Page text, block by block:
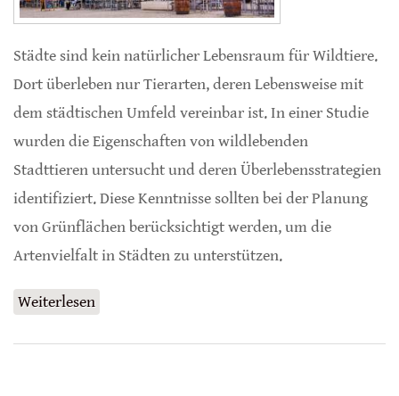
Städte sind kein natürlicher Lebensraum für Wildtiere.
Dort überleben nur Tierarten, deren Lebensweise mit
dem städtischen Umfeld vereinbar ist. In einer Studie
wurden die Eigenschaften von wildlebenden
Stadttieren untersucht und deren Überlebensstrategien
identifiziert. Diese Kenntnisse sollten bei der Planung
von Grünflächen berücksichtigt werden, um die
Artenvielfalt in Städten zu unterstützen.
Weiterlesen